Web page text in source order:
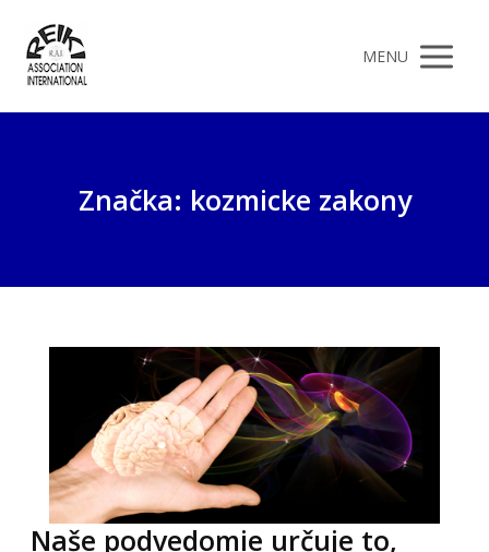
MENU
Značka: kozmicke zakony
Naše podvedomie určuje to,